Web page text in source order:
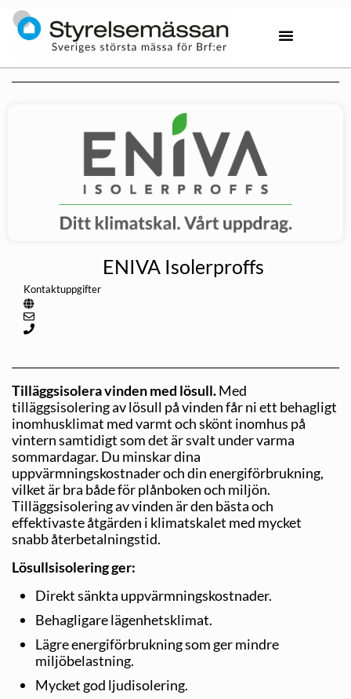
ENIVA Isolerproffs
Kontaktuppgifter
Tilläggsisolera vinden med lösull.Med
tilläggsisolering av lösull på vinden får ni ett behagligt
inomhusklimat med varmt och skönt inomhus på
vintern samtidigt som det är svalt under varma
sommardagar. Du minskar dina
uppvärmningskostnader och din energiförbrukning,
vilket är bra både för plånboken och miljön.
Tilläggsisolering av vinden är den bästa och
effektivaste åtgärden i klimat­skalet med mycket
snabb återbetalningstid.
Lösullsisolering ger:
Direkt sänkta uppvärmningskostnader.
Behagligare lägenhetsklimat.
Lägre energiförbrukning som ger mindre
miljöbelastning.
Mycket god ljudisolering.